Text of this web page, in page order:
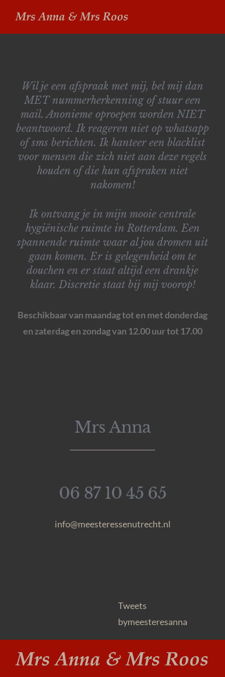
naar
Wil je een afspraak met mij, bel mij dan
MET nummerherkenning of stuur een
mail. Anonieme oproepen worden NIET
beantwoord. Ik reageren niet op whatsapp
of sms berichten. Ik hanteer een blacklist
voor mensen die zich niet aan deze regels
houden of die hun afspraken niet
nakomen!
Ik ontvang je in mijn mooie centrale
hygiënische ruimte in Rotterdam. Een
spannende ruimte waar al jou dromen uit
gaan komen. Er is gelegenheid om te
douchen en er staat altijd een drankje
klaar. Discretie staat bij mij voorop!
Beschikbaar van maandag tot en met donderdag
en zaterdag en zondag van 12.00 uur tot 17.00
Mrs Anna
06 87 10 45 65
info@meesteressenutrecht.nl
Tweets
bymeesteresanna